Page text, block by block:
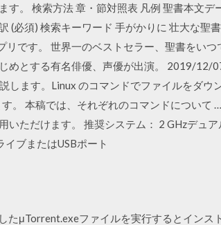
。 検索方法 章・節対照表 凡例 聖書本文デ
(必須) 検索キーワード 手がかりに 壮大な聖
です。 世界一のベストセラー、聖書をい
めとする有名俳優、声優が出演。 2019/12/
ます。Linux のコマンドでファイルをダウ
。 本稿では、それぞれのコマンドについて
ただけます。 推奨システム： 2 GHzデュ
ブまたはUSBポート
μTorrent.exeファイルを実行するとインス